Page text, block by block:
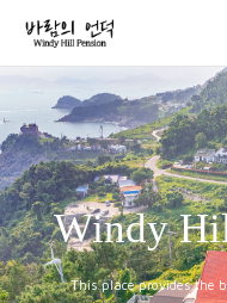
Windy
This place provides the